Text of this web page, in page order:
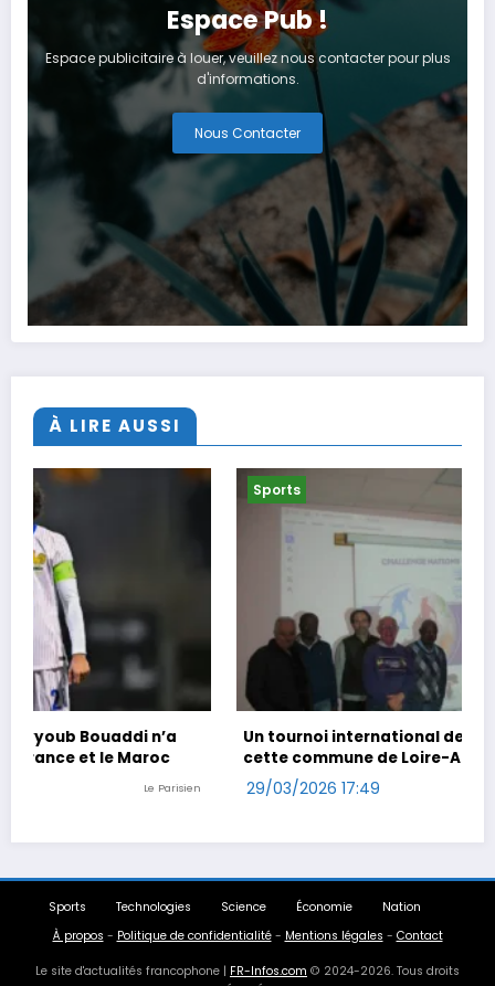
Espace Pub !
Espace publicitaire à louer, veuillez nous contacter pour plus
d'informations.
Nous Contacter
À LIRE AUSSI
Un tournoi international de foot en marchant dans
cette commune de Loire-Atlantique
29/03/2026 17:49
Sports Technologies Science Économie
Nation
À propos - Politique de confidentialité- Mentions légales - Contact
Le site d'actualités francophone | FR-Infos.com © 2024-2026. Tous droits